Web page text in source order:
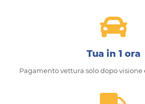
Tua in 1 ora
Pagamento vettura solo dopo visione